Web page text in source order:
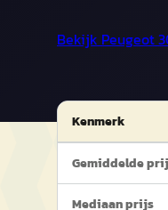
Bekijk Peugeot
Kenmerk
Gemiddelde
Mediaan prijs